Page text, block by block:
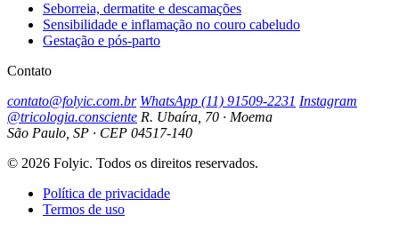
Seborreia, dermatite e descamações
Sensibilidade e inflamação no couro cabeludo
Gestação e pós-parto
Contato
contato@folyic.com.br WhatsApp (11) 91509-2231 Instagram
@tricologia.consciente R. Ubaíra, 70 · Moema
São Paulo, SP · CEP 04517-140
© 2026 Folyic. Todos os direitos reservados.
Política de privacidade
Termos de uso